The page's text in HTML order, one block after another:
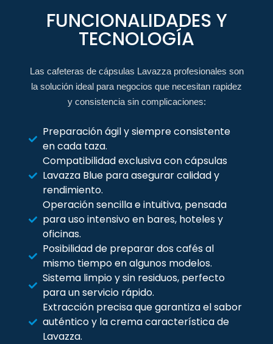
FUNCIONALIDADES Y
TECNOLOGÍA
Las cafeteras de cápsulas Lavazza profesionales son
la solución ideal para negocios que necesitan rapidez
y consistencia sin complicaciones:
Preparación ágil y siempre consistente
en cada taza.
Compatibilidad exclusiva con cápsulas
Lavazza Blue para asegurar calidad y
rendimiento.
Operación sencilla e intuitiva, pensada
para uso intensivo en bares, hoteles y
oficinas.
Posibilidad de preparar dos cafés al
mismo tiempo en algunos modelos.
Sistema limpio y sin residuos, perfecto
para un servicio rápido.
Extracción precisa que garantiza el sabor
auténtico y la crema característica de
Lavazza.